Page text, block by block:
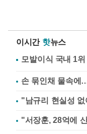
이시간 핫뉴스
손 묶인채 물속에
"남규리 현실성
"서장훈, 28억에